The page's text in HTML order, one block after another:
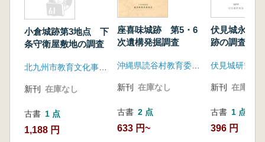
小倉城跡第3地点 下
条守衛屋敷地の調査
北九州市教育文化事業団埋蔵文化財調査室
新刊 在庫なし
古書 1 点
1,188 円
座喜味城跡 第5・6
次遺構発掘調査
新刊 在庫なし
古書 2 点
633 円~
伏見城永井
跡の調査
伏見城研究会
新刊 在庫なし
古書 1 点
396 円